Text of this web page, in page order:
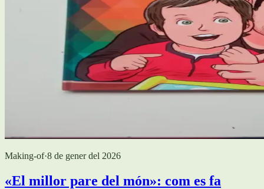
Making-of·8 de gener del 2026
«El millor pare del món»: com es fa